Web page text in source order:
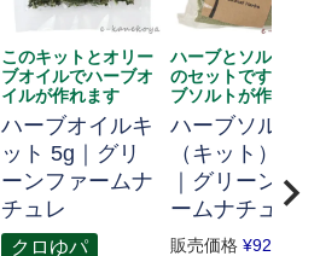
このキットとオリー
ブオイルでハーブオ
イルが作れます
ハーブオイルキ
ット 5g｜グリ
ーンファームナ
チュレ
クロゆパ
ハーブとソルト、
のセットです、ハ
ブソルトが作れま
ハーブソルト
（キット） 70g
｜グリーンフ
ームナチュレ
販売価格 ¥926